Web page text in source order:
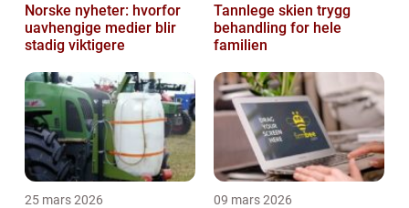
Norske nyheter: hvorfor
uavhengige medier blir
stadig viktigere
Tannlege skien trygg
behandling for hele
familien
25 mars 2026 09 mars 2026